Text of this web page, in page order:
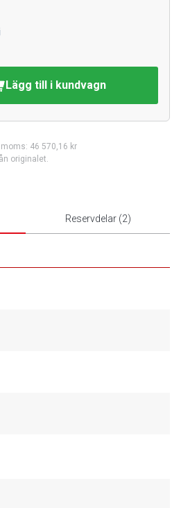
Lägg till i kundvagn
46 570,16 kr
originalet.
Reservdelar(2)